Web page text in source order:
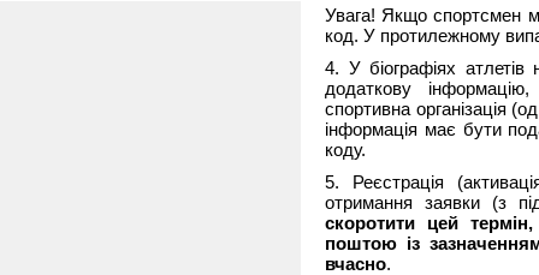
Увага! Якщо спортсмен
код. У протилежному
4. У біографіях
додаткову
спортивна організація
інформація має бути
коду.
5. Реєстрація
отримання заявки (з
скоротити цей
поштою із
вчасно.